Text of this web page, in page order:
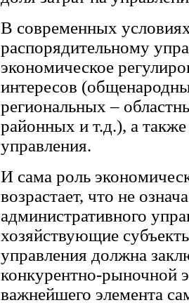
В современных
распорядительному
экономическое
интересов
региональных –
районных и т.д.), а
управления.
И сама роль
возрастает, что не
административного
хозяйствующие
управления должна
конкурентно-рыночной
важнейшего элемента